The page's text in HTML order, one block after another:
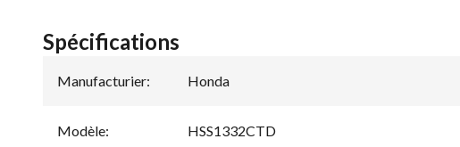
Spécifications
Manufacturier: Honda
Modèle: HSS1332CTD